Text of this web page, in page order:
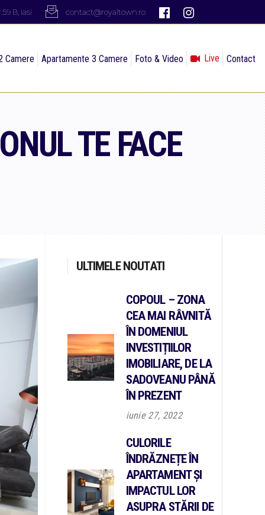
B, Iasi contact@royaltown.ro
Camere Apartamente 3 Camere Foto & Video Live Contact
TE FACE
ULTIMELE NOUTATI
COPOUL – ZONA
CEA MAI RÂVNITĂ
ÎN DOMENIUL
INVESTIȚIILOR
IMOBILIARE, DE LA
SADOVEANU PÂNĂ
ÎN PREZENT
iunie 27, 2022
CULORILE
ÎNDRĂZNEȚE ÎN
APARTAMENT ȘI
IMPACTUL LOR
ASUPRA STĂRII DE